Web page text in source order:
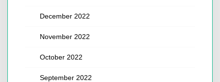
December 2022
November 2022
October 2022
September 2022